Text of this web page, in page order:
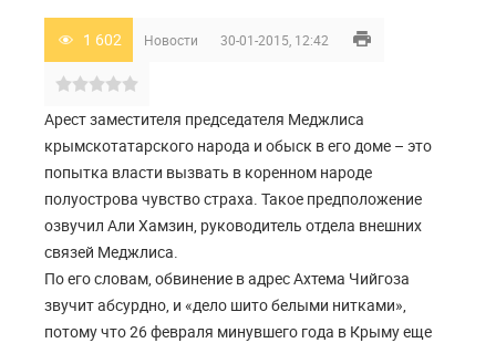
1 602 Новости 30-01-2015, 12:42
Арест заместителя председателя Меджлиса
крымскотатарского народа и обыск в его доме – это
попытка власти вызвать в коренном народе
полуострова чувство страха. Такое предположение
озвучил Али Хамзин, руководитель отдела внешних
связей Меджлиса.
По его словам, обвинение в адрес Ахтема Чийгоза
звучит абсурдно, и «дело шито белыми нитками»,
потому что 26 февраля минувшего года в Крыму еще